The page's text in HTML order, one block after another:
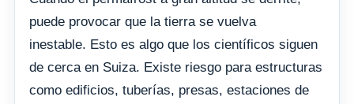
puede provocar que la tierra se vuelva
inestable. Esto es algo que los científicos siguen
de cerca en Suiza. Existe riesgo para estructuras
como edificios, tuberías, presas, estaciones de